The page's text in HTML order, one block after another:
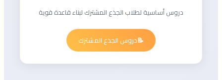
دروس أساسية لطلاب الجذع المشترك لبناء قاعدة قوية
📝دروس الجذع المشترك